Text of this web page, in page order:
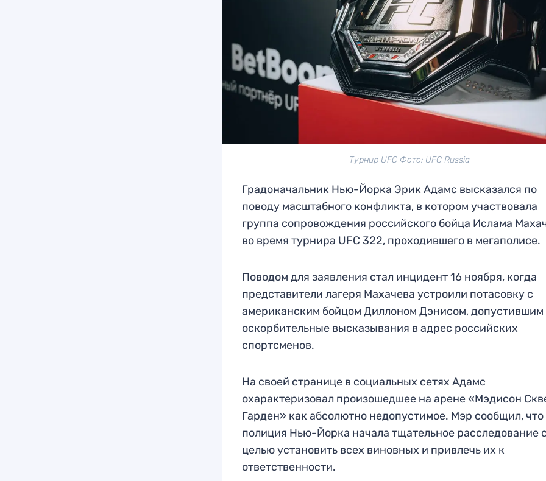
Турнир UFC Фото: UFC Russia
Градоначальник Нью-Йорка Эрик Адамс высказался по
поводу масштабного конфликта, в котором участвовала
группа сопровождения российского бойца Ислама
во время турнира UFC 322, проходившего в мегаполисе.
Поводом для заявления стал инцидент 16 ноября, когда
представители лагеря Махачева устроили потасовку с
американским бойцом Диллоном Дэнисом, допустившим
оскорбительные высказывания в адрес российских
спортсменов.
На своей странице в социальных сетях Адамс
охарактеризовал произошедшее на арене «Мэдисон
Гарден» как абсолютно недопустимое. Мэр сообщил, что
полиция Нью-Йорка начала тщательное расследование
целью установить всех виновных и привлечь их к
ответственности.